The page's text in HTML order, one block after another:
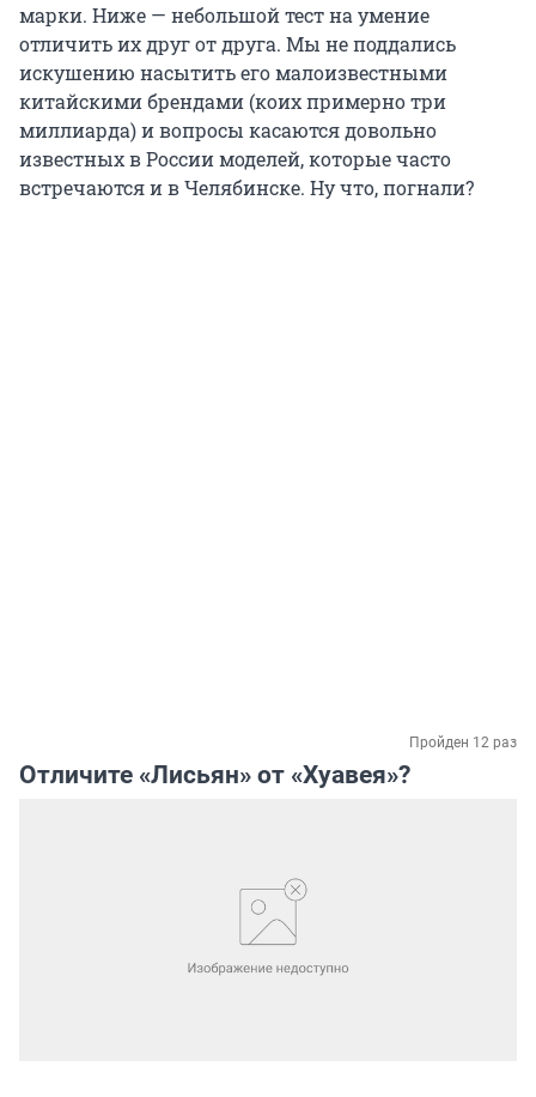
марки. Ниже — небольшой тест на умение
отличить их друг от друга. Мы не поддались
искушению насытить его малоизвестными
китайскими брендами (коих примерно три
миллиарда) и вопросы касаются довольно
известных в России моделей, которые часто
встречаются и в Челябинске. Ну что, погнали?
Пройден 12 раз
Отличите «Лисьян» от «Хуавея»?